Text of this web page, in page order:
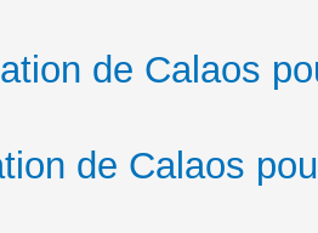
de Calaos
de Calaos